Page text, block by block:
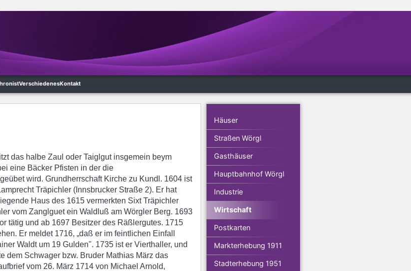
VerschiedenesKontakt
das halbe Zaul oder Taiglgut insgemein beym
eine Bäcker Pfisten in der die
wird. Grundherrschaft Kirche zu Kundl. 1604 ist
Träpichler (Innsbrucker Straße 2). Er hat
Haus des 1615 vermerkten Sixt Träpichler
vom Zanglguet ein Waldluß am Wörgler Berg. 1693
tätig und ab 1697 Besitzer des Räßlergutes. 1715
Er meldet 1716, „daß er im feintlichen Einfall
Waldt um 19 Gulden". 1735 ist er Vierthaller, und
dem Schwager bzw. Bruder Mathias März das
vom 26. März 1714 von Michael Arnold,
Häuser
Straßen Wörgl
Gasthäuser
Hauptbahnhof Wörgl
Industrie
Wirtschaft
Postkarten
Markterhebung 1911
Stadterhebung 1951